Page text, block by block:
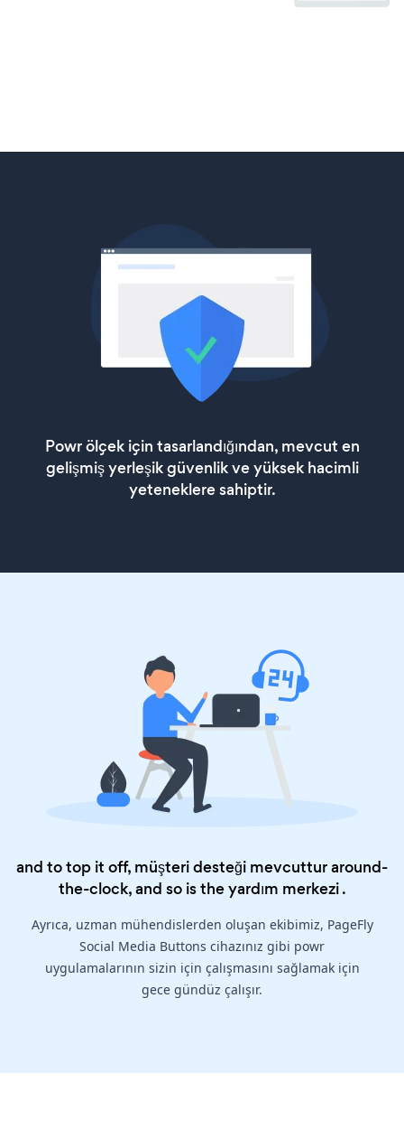
Powr ölçek için tasarlandığından, mevcut en
gelişmiş yerleşik güvenlik ve yüksek hacimli
yeteneklere sahiptir.
and to top it off, müşteri desteği mevcuttur around-
the-clock, and so is theyardım merkezi.
Ayrıca, uzman mühendislerden oluşan ekibimiz, PageFly
Social Media Buttons cihazınız gibi powr
uygulamalarının sizin için çalışmasını sağlamak için
gece gündüz çalışır.